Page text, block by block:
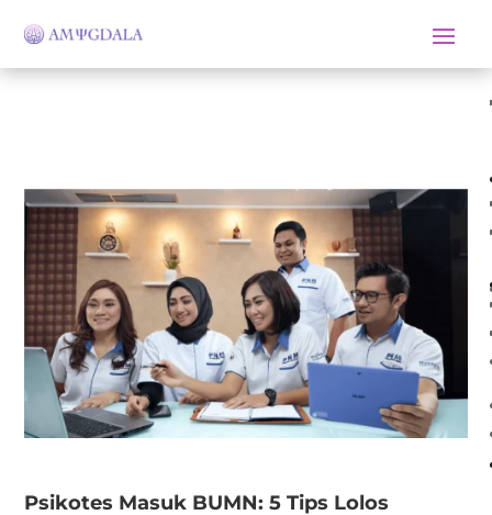
Psikotes Masuk BUMN: 5 Tips Lolos